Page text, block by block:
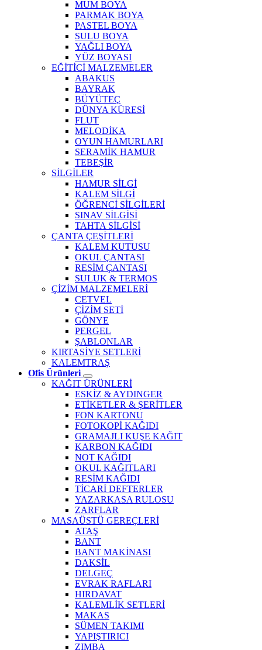
MUM BOYA
PARMAK BOYA
PASTEL BOYA
SULU BOYA
YAĞLI BOYA
YÜZ BOYASI
EĞİTİCİ MALZEMELER
ABAKUS
BAYRAK
BÜYÜTEÇ
DÜNYA KÜRESİ
FLUT
MELODİKA
OYUN HAMURLARI
SERAMİK HAMUR
TEBEŞİR
SİLGİLER
HAMUR SİLGİ
KALEM SİLGİ
ÖĞRENCİ SİLGİLERİ
SINAV SİLGİSİ
TAHTA SİLGİSİ
ÇANTA ÇEŞİTLERİ
KALEM KUTUSU
OKUL ÇANTASI
RESİM ÇANTASI
SULUK & TERMOS
ÇİZİM MALZEMELERİ
CETVEL
ÇİZİM SETİ
GÖNYE
PERGEL
ŞABLONLAR
KIRTASİYE SETLERİ
KALEMTRAŞ
Ofis Ürünleri
KAĞIT ÜRÜNLERİ
ESKİZ & AYDINGER
ETİKETLER & ŞERİTLER
FON KARTONU
FOTOKOPİ KAĞIDI
GRAMAJLI KUŞE KAĞIT
KARBON KAĞIDI
NOT KAĞIDI
OKUL KAĞITLARI
RESİM KAĞIDI
TİCARİ DEFTERLER
YAZARKASA RULOSU
ZARFLAR
MASAÜSTÜ GEREÇLERİ
ATAŞ
BANT
BANT MAKİNASI
DAKSİL
DELGEÇ
EVRAK RAFLARI
HIRDAVAT
KALEMLİK SETLERİ
MAKAS
SÜMEN TAKIMI
YAPIŞTIRICI
ZIMBA